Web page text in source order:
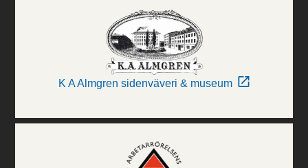
K A Almgren sidenväveri & museum